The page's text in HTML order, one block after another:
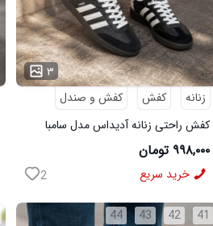
۳
...
زنانه
کفش
کفش و صندل
کفش راحتی زنانه آدیداس مدل سامبا
مشکی
۹۹۸,۰۰۰ تومان
خرید سریع 2
41
42
43
44